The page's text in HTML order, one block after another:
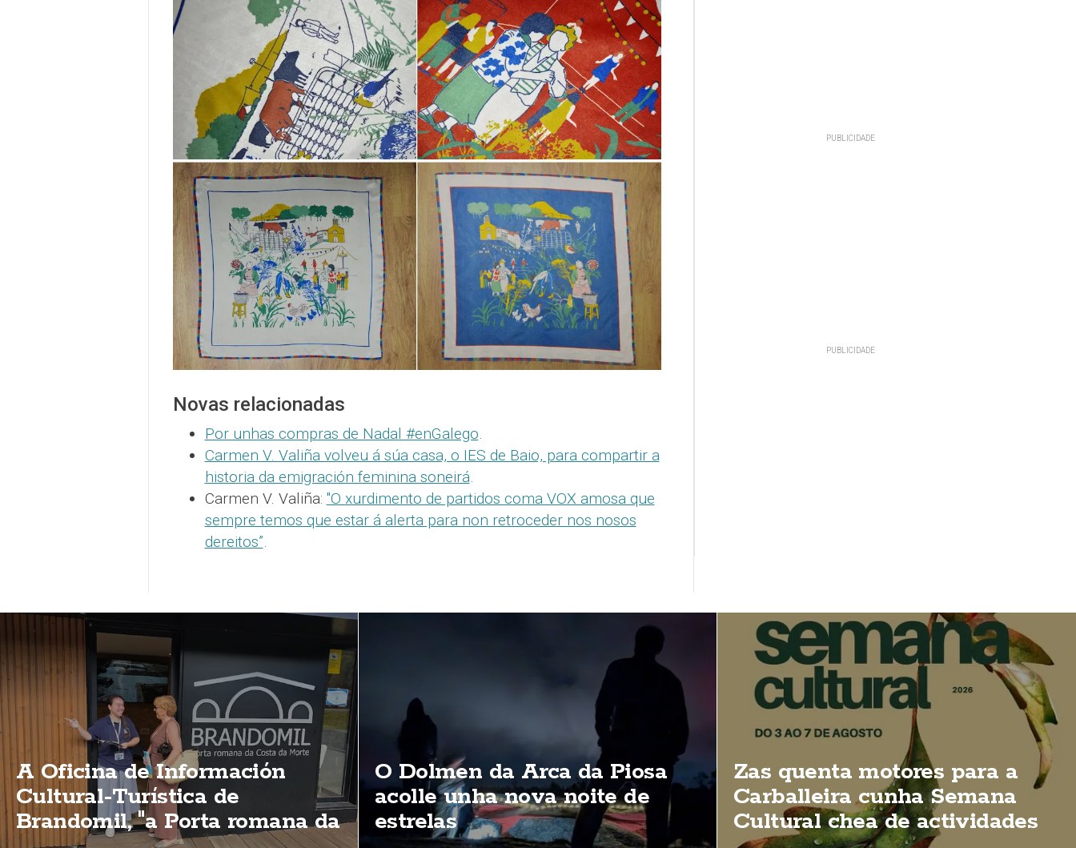
Novas relacionadas
Por unhas compras de Nadal #enGalego.
Carmen V. Valiña volveu á súa casa, o IES de Baio, para compartir a
historia da emigración feminina soneirá.
Carmen V. Valiña: "O xurdimento de partidos coma VOX amosa que
sempre temos que estar á alerta para non retroceder nos nosos
dereitos”.
A Oficina de Información
Cultural-Turística de
Brandomil, "a Porta romana da
O Dolmen da Arca da Piosa
acolle unha nova noite de
estrelas
Zas quenta motores para a
Carballeira cunha Semana
Cultural chea de actividades